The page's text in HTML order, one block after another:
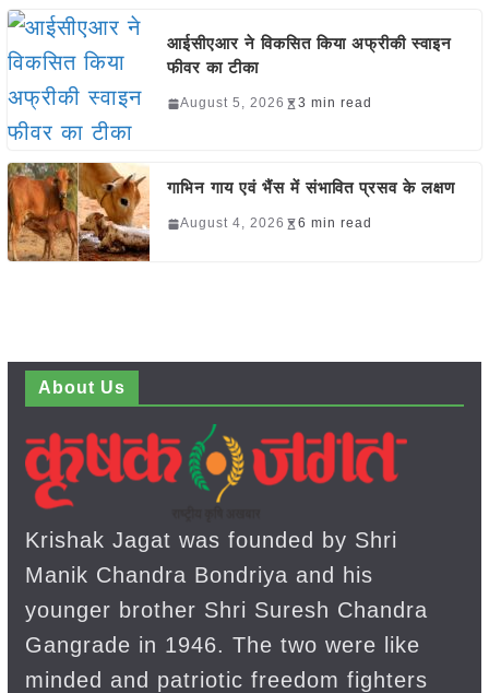
आईसीएआर ने विकसित किया अफ्रीकी स्वाइन
फीवर का टीका
August 5, 2026 3 min read
गाभिन गाय एवं भैंस में संभावित प्रसव के लक्षण
August 4, 2026 6 min read
About Us
Krishak Jagat was founded by Shri
Manik Chandra Bondriya and his
younger brother Shri Suresh Chandra
Gangrade in 1946. The two were like
minded and patriotic freedom fighters